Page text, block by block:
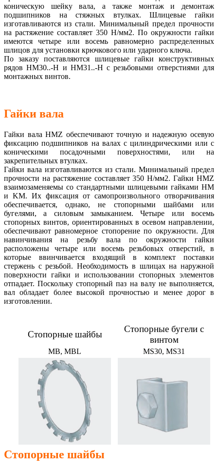
коническую шейку вала, а также монтаж и демонтаж
подшипников на стяжных втулках. Шлицевые гайки
изготавливаются из стали. Минимальный предел прочности
на растяжение составляет 350 Н/мм2. По окружности гайки
имеются четыре или восемь равномерно распределенных
шлицoв для установки крючкового или ударного ключа.
По заказу поставляются шлицевые гайки конструктивных
рядов HM30..-H и HM31..-H с резьбовыми отверстиями для
монтажных винтов.
Гайки валa
Гайки валa HMZ обеспечивают точную и надежную осевую
фиксацию подшипников на валах с цилиндрическими или c
коническими посадочными поверхностями, или на
закрепительных втулках.
Гайки валa изготавливаются из стали. Минимальный предел
прочности на растяжение составляет 350 Н/мм2. Гайки HMZ
взаимозаменяемы со стандартными шлицевыми гайками HM
и KM. Их фиксация от самопроизвольного отворачивания
обеспечивается, однако, не стопорными шайбами или
бугелями, а силовым замыканием. Четыре или восемь
стопорных винтов, ориентированных в осевом направлении,
обеспечивают равномерное стопорение по окружности. Для
навинчивания на резьбу вала по окружности гайки
расположены четыре или восемь резьбовых отверстий, в
которые ввинчивается входящий в комплект поставки
стержень с резьбой. Необходимость в шлицах на наружной
поверхности гайки и использовании стопорных элементов
отпадает. Поскольку стопорный паз на валу не выполняется,
вал обладает более высокой прочностью и менее дорог в
изготовлении.
Стопорные шайбы
Стопорные бугели с
винтом
MB, MBL MS30, MS31
Стопорные шайбы